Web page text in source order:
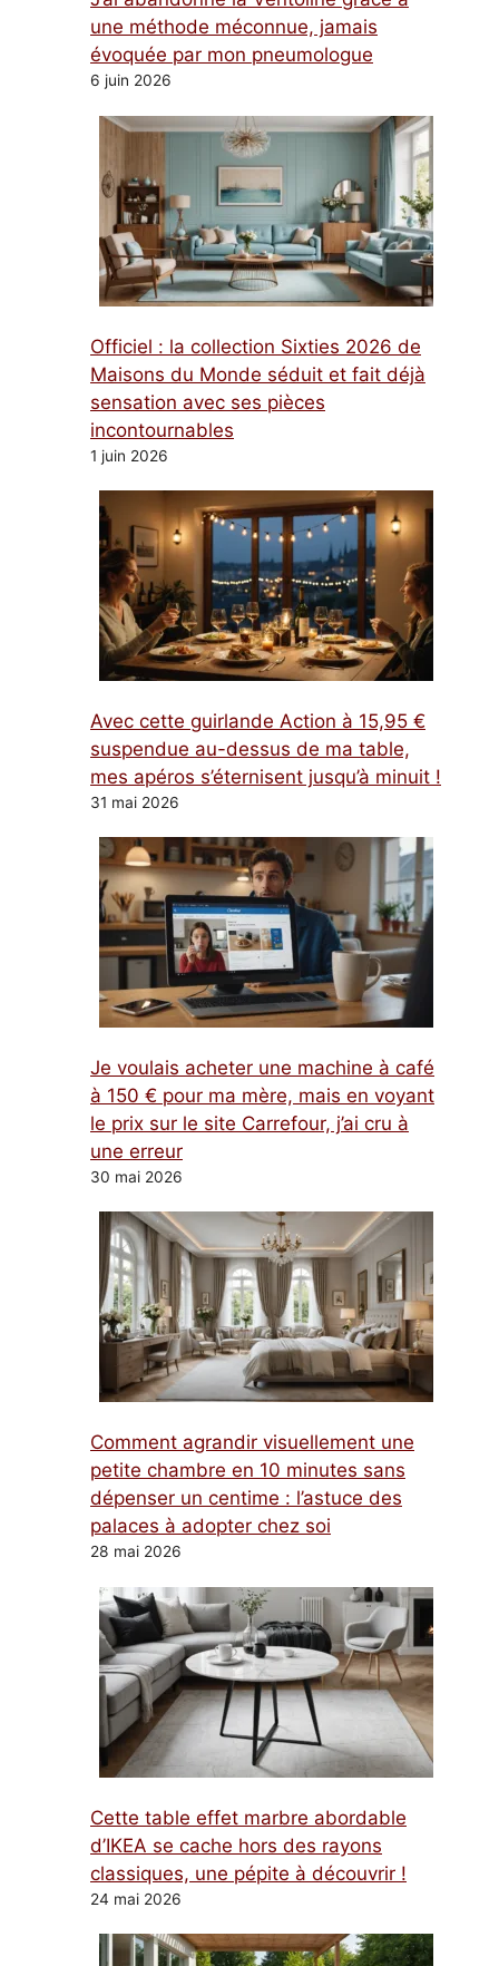
une méthode méconnue, jamais
évoquée par mon pneumologue
6 juin 2026
Officiel : la collection Sixties 2026 de
Maisons du Monde séduit et fait déjà
sensation avec ses pièces
incontournables
1 juin 2026
Avec cette guirlande Action à 15,95 €
suspendue au-dessus de ma table,
mes apéros s’éternisent jusqu’à minuit !
31 mai 2026
Je voulais acheter une machine à café
à 150 € pour ma mère, mais en voyant
le prix sur le site Carrefour, j’ai cru à
une erreur
30 mai 2026
Comment agrandir visuellement une
petite chambre en 10 minutes sans
dépenser un centime : l’astuce des
palaces à adopter chez soi
28 mai 2026
Cette table effet marbre abordable
d’IKEA se cache hors des rayons
classiques, une pépite à découvrir !
24 mai 2026